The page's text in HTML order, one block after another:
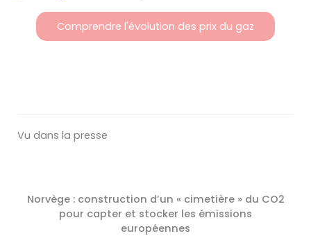
Comprendre l'évolution des prix du gaz
Vu dans la presse
Norvège : construction d’un « cimetière » du CO2
pour capter et stocker les émissions
européennes